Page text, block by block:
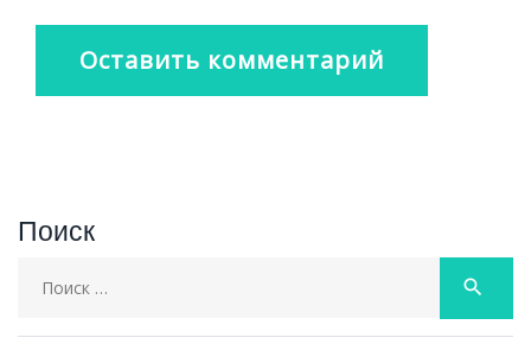
Поиск
search